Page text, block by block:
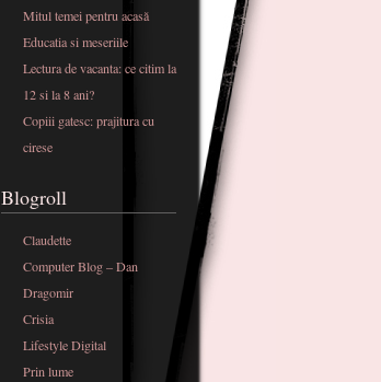
Mitul temei pentru acasă
Educatia si meseriile
Lectura de vacanta: ce citim la
12 si la 8 ani?
Copiii gatesc: prajitura cu
cirese
Blogroll
Claudette
Computer Blog – Dan
Dragomir
Crisia
Lifestyle Digital
Prin lume